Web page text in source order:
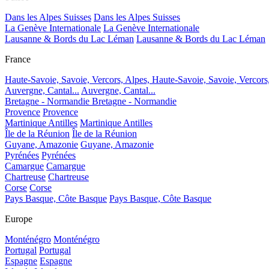
Dans les Alpes Suisses Dans les Alpes Suisses
La Genève Internationale La Genève Internationale
Lausanne & Bords du Lac Léman Lausanne & Bords du Lac Léman
France
Haute-Savoie, Savoie, Vercors, Alpes, Haute-Savoie, Savoie,
Auvergne, Cantal... Auvergne, Cantal...
Bretagne - Normandie Bretagne - Normandie
Provence Provence
Martinique Antilles Martinique Antilles
Île de la Réunion Île de la Réunion
Guyane, Amazonie Guyane, Amazonie
Pyrénées Pyrénées
Camargue Camargue
Chartreuse Chartreuse
Corse Corse
Pays Basque, Côte Basque Pays Basque, Côte Basque
Europe
Monténégro Monténégro
Portugal Portugal
Espagne Espagne